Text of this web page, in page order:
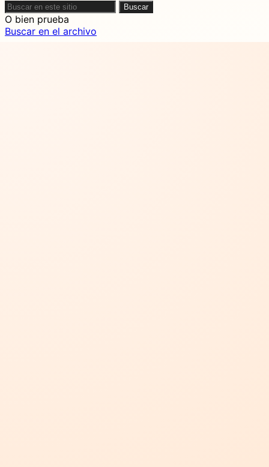
Buscar
Buscar
O bien prueba
Buscar en el archivo